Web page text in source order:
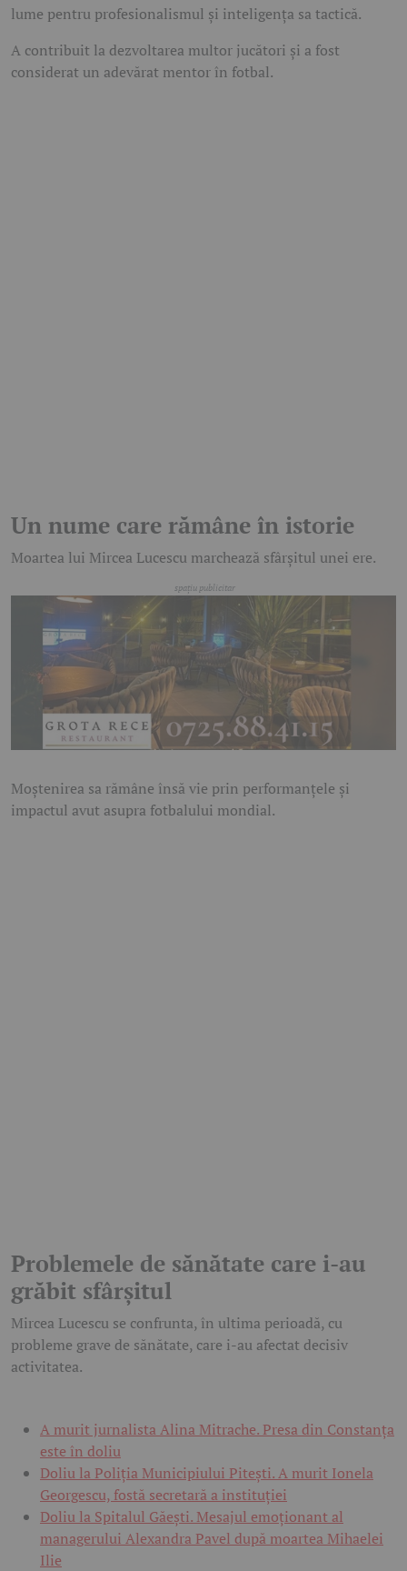
lume pentru profesionalismul și inteligența sa tactică.
A contribuit la dezvoltarea multor jucători și a fost
considerat un adevărat mentor în fotbal.
Un nume care rămâne în istorie
Moartea lui Mircea Lucescu marchează sfârșitul unei ere.
Moștenirea sa rămâne însă vie prin performanțele și
impactul avut asupra fotbalului mondial.
Problemele de sănătate care i-au
grăbit sfârșitul
Mircea Lucescu se confrunta, în ultima perioadă, cu
probleme grave de sănătate, care i-au afectat decisiv
activitatea.
A murit jurnalista Alina Mitrache. Presa din Constanța
este în doliu
Doliu la Poliția Municipiului Pitești. A murit Ionela
Georgescu, fostă secretară a instituției
Doliu la Spitalul Găești. Mesajul emoționant al
managerului Alexandra Pavel după moartea Mihaelei
Ilie